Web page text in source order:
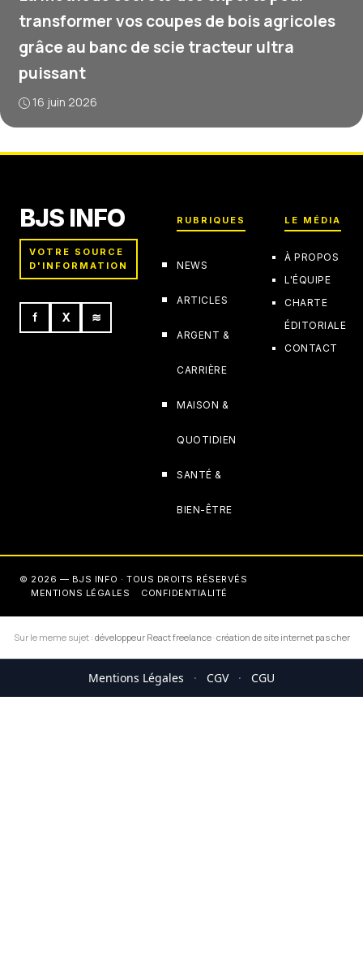
transformer vos coupes de bois agricoles
grâce au banc de scie tracteur ultra
puissant
16 juin 2026
BJS INFO
VOTRE SOURCE
D'INFORMATION
f X ≋
RUBRIQUES
NEWS
ARTICLES
ARGENT &
CARRIÈRE
MAISON &
QUOTIDIEN
SANTÉ &
BIEN-ÊTRE
LE MÉDIA
À PROPOS
L'ÉQUIPE
CHARTE
ÉDITORIALE
CONTACT
© 2026 — BJS INFO · TOUS DROITS RÉSERVÉS
MENTIONS LÉGALES
CONFIDENTIALITÉ
Sur le meme sujet : développeur React freelance·création de site internet pas cher
Mentions Légales · CGV · CGU